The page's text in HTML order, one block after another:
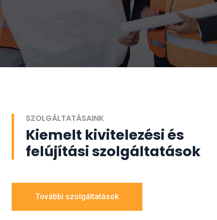
SZOLGÁLTATÁSAINK
Kiemelt kivitelezési és
felújítási szolgáltatások
További szolgáltatások